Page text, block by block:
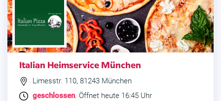
Italian Heimservice München
Limesstr. 110, 81243 München
geschlossen. Öffnet heute 16:45 Uhr